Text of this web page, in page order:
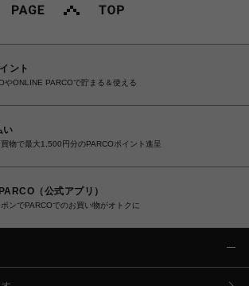
ント
やONLINE PARCOで貯まる＆使える
い
物で最大1,500円分のPARCOポイント進呈
（公式アプリ）
ンでPARCOでのお買い物がオトクに